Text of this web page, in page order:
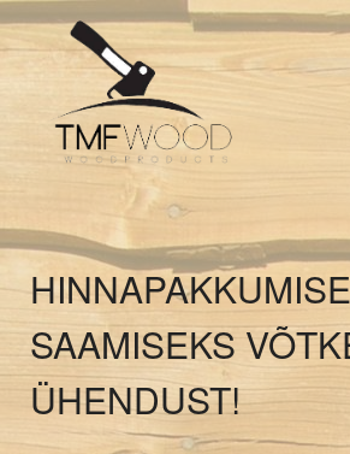
HINNAPAKKUMISE
SAAMISEKS
ÜHENDUST!